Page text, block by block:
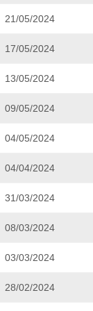
21/05/2024
17/05/2024
13/05/2024
09/05/2024
04/05/2024
04/04/2024
31/03/2024
08/03/2024
03/03/2024
28/02/2024